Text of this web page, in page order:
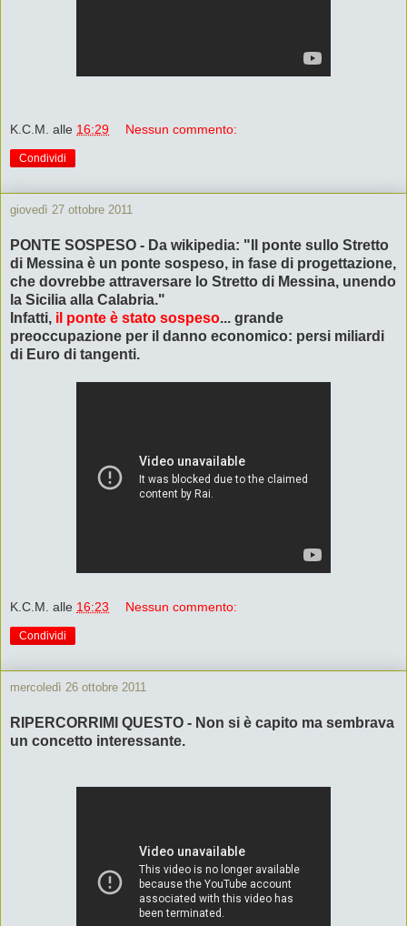
K.C.M. alle 16:29 Nessun commento:
Condividi
giovedì 27 ottobre 2011
PONTE SOSPESO - Da wikipedia: "Il ponte sullo Stretto
di Messina è un ponte sospeso, in fase di progettazione,
che dovrebbe attraversare lo Stretto di Messina, unendo
la Sicilia alla Calabria."
Infatti, il ponte è stato sospeso... grande
preoccupazione per il danno economico: persi miliardi
di Euro di tangenti.
K.C.M. alle 16:23 Nessun commento:
Condividi
mercoledì 26 ottobre 2011
RIPERCORRIMI QUESTO - Non si è capito ma sembrava
un concetto interessante.